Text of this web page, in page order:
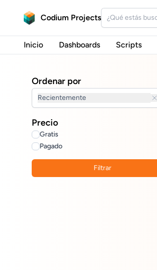
Codium Projects
Inicio Dashboards Scripts
Ordenar por
Recientemente
Precio
Gratis
Pagado
Filtrar